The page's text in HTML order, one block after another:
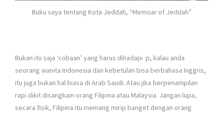
Buku saya tentang Kota Jeddah, “Memoar of Jeddah”
Bukan itu saja ‘cobaan’ yang harus dihadapi :p, kalau anda
seorang wanita Indonesia dan kebetulan bisa berbahasa Inggris,
itu juga bukan hal biasa di Arab Saudi. Atau jika berpenampilan
rapi dikit disangkain orang Filipina atau Malaysia. Jangan lupa,
secara fisik, Filipina itu memang mirip banget dengan orang